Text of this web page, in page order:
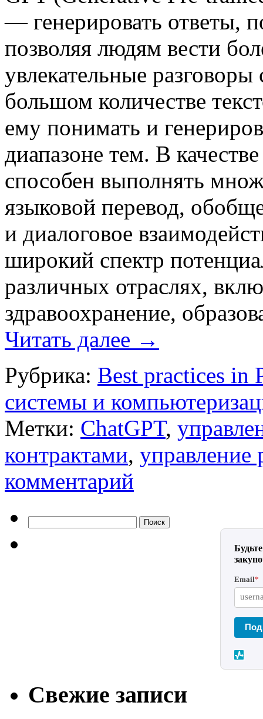
— генерировать ответы,
позволяя людям вести
увлекательные
большом количестве
ему понимать и
диапазоне тем. В
способен выполнять
языковой перевод,
и диалоговое
широкий спектр
различных отраслях,
здравоохранение,
Читать далее →
Рубрика: Best practices in
системы и
Метки: ChatGPT,
контрактами, управление
комментарий
Email*
Свежие записи